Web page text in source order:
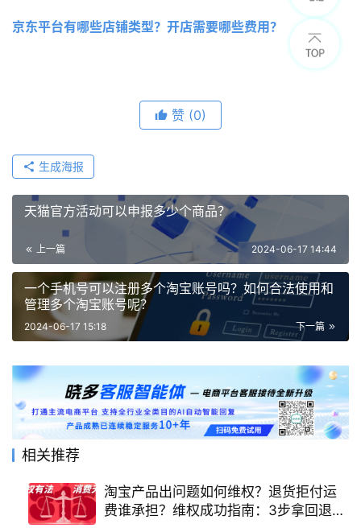
京东平台有哪些店铺类型？开店需要哪些费用？
赞 (0)
生成海报
天猫官方活动可以申报多少个商品？
上一篇 2024-06-17 14:44
一个手机号可以注册多个淘宝账号吗？如何合法使用和
管理多个淘宝账号呢？
下一篇
2024-06-17 15:18
相关推荐
淘宝产品出问题如何维权？退货拒付运
费谁承担？维权成功指南：3步拿回退款